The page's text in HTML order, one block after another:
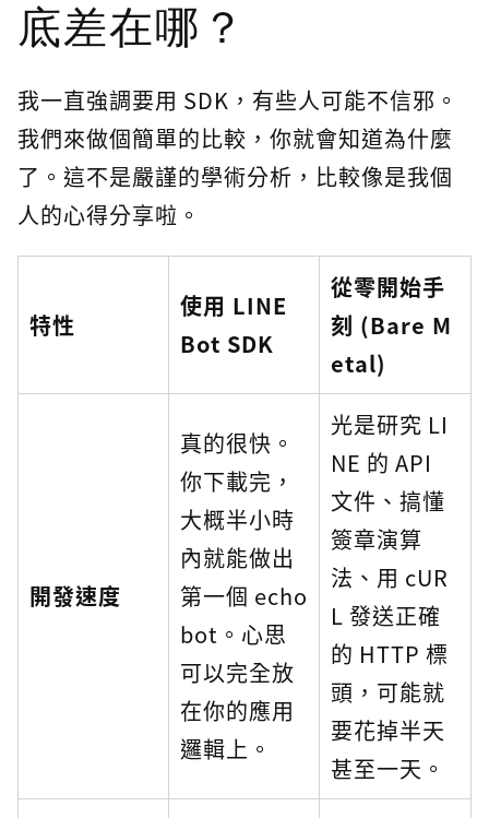
底差在哪？
我一直強調要用 SDK，有些人可能不信邪。
我們來做個簡單的比較，你就會知道為什麼
了。這不是嚴謹的學術分析，比較像是我個
人的心得分享啦。
特性
使用 LINE
Bot SDK
從零開始手
刻 (Bare M
etal)
開發速度
真的很快。
你下載完，
大概半小時
內就能做出
第一個 echo
bot。心思
可以完全放
在你的應用
邏輯上。
光是研究 LI
NE 的 API
文件、搞懂
簽章演算
法、用 cUR
L 發送正確
的 HTTP 標
頭，可能就
要花掉半天
甚至一天。